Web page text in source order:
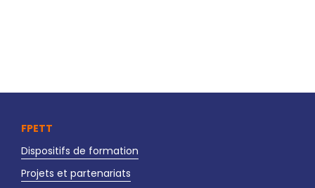
FPETT
Dispositifs de formation
Projets et partenariats